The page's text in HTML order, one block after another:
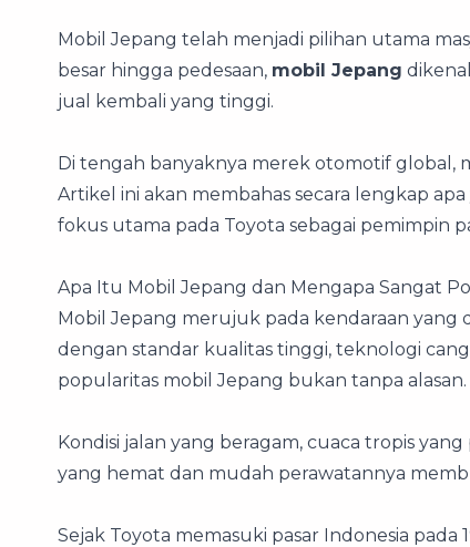
Mobil Jepang telah menjadi pilihan utama
besar hingga pedesaan, mobil Jepang
jual kembali yang tinggi.
Di tengah banyaknya merek otomotif global,
Artikel ini akan membahas secara lengkap
fokus utama pada Toyota sebagai pemimpin
Apa Itu Mobil Jepang dan Mengapa Sangat
Mobil Jepang merujuk pada kendaraan yang
dengan standar kualitas tinggi, teknologi
popularitas mobil Jepang bukan tanpa alasan.
Kondisi jalan yang beragam, cuaca tropis
yang hemat dan mudah perawatannya
Sejak Toyota memasuki pasar Indonesia